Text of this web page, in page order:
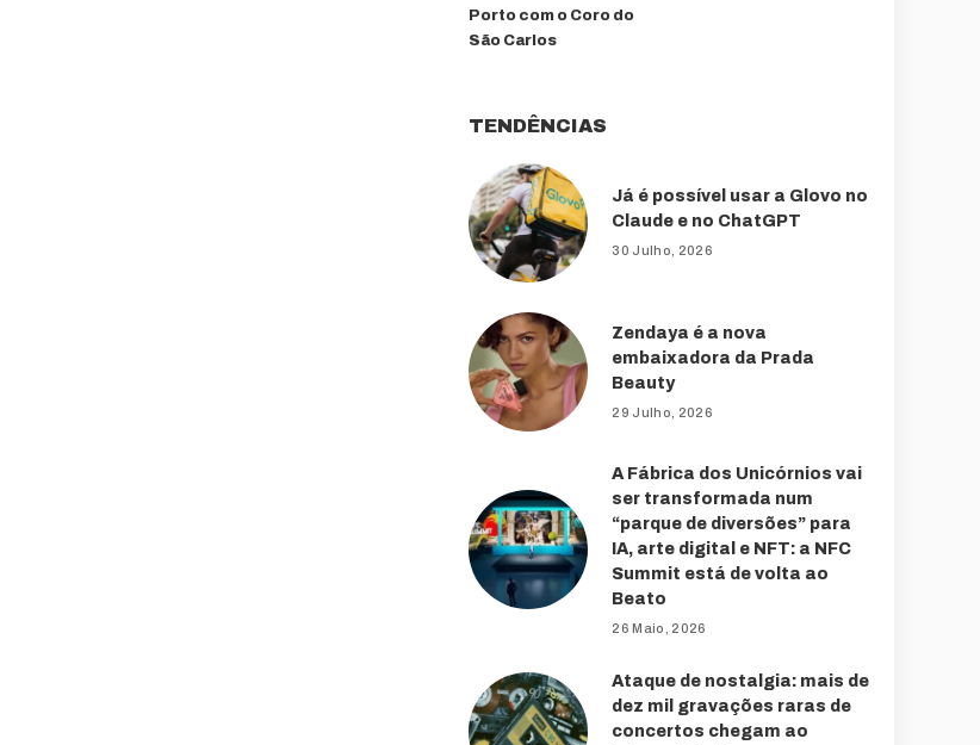
Porto com o Coro do
São Carlos
TENDÊNCIAS
Já é possível usar a Glovo no
Claude e no ChatGPT
30 Julho, 2026
Zendaya é a nova
embaixadora da Prada
Beauty
29 Julho, 2026
A Fábrica dos Unicórnios vai
ser transformada num
“parque de diversões” para
IA, arte digital e NFT: a NFC
Summit está de volta ao
Beato
26 Maio, 2026
Ataque de nostalgia: mais de
dez mil gravações raras de
concertos chegam ao